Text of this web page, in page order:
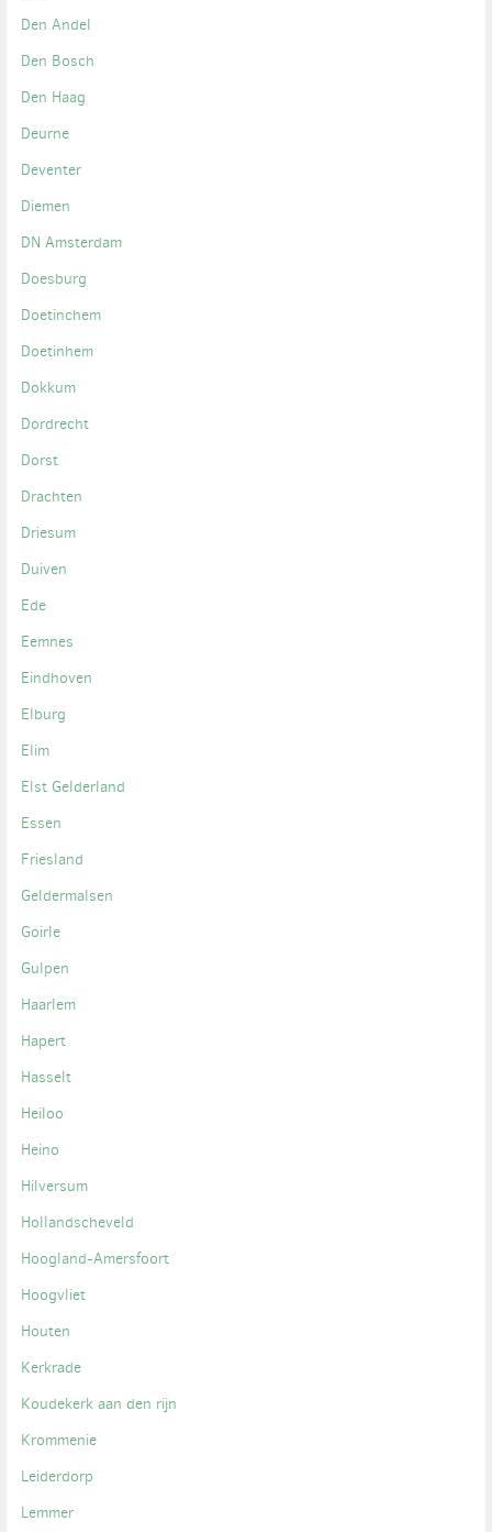
Den Andel
Den Bosch
Den Haag
Deurne
Deventer
Diemen
DN Amsterdam
Doesburg
Doetinchem
Doetinhem
Dokkum
Dordrecht
Dorst
Drachten
Driesum
Duiven
Ede
Eemnes
Eindhoven
Elburg
Elim
Elst Gelderland
Essen
Friesland
Geldermalsen
Goirle
Gulpen
Haarlem
Hapert
Hasselt
Heiloo
Heino
Hilversum
Hollandscheveld
Hoogland-Amersfoort
Hoogvliet
Houten
Kerkrade
Koudekerk aan den rijn
Krommenie
Leiderdorp
Lemmer